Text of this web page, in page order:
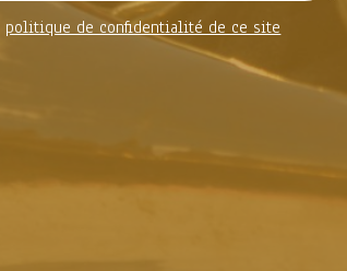
politique de confidentialité de ce site